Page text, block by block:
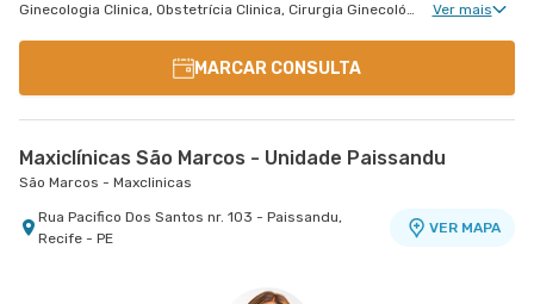
Ginecologia Clinica, Obstetrícia Clinica, Cirurgia Ginecológica, Ginecologia Videohisteroscopia Ver mais
MARCAR CONSULTA
Maxiclínicas São Marcos - Unidade Paissandu
São Marcos - Maxclinicas
Rua Pacifico Dos Santos nr. 103 - Paissandu,
Recife - PE
VER MAPA